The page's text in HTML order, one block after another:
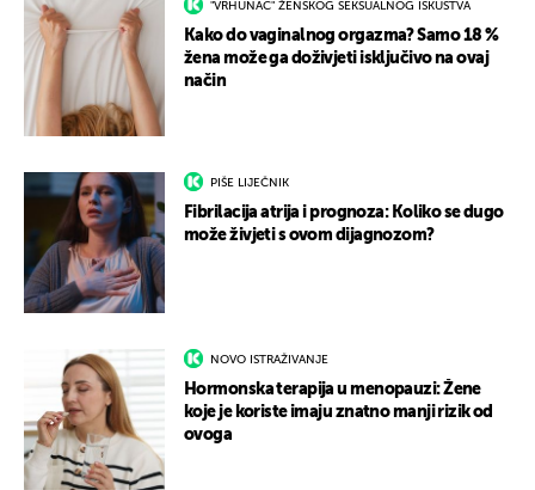
"VRHUNAC" ŽENSKOG SEKSUALNOG ISKUSTVA
Kako do vaginalnog orgazma? Samo 18 %
žena može ga doživjeti isključivo na ovaj
način
PIŠE LIJEČNIK
Fibrilacija atrija i prognoza: Koliko se dugo
može živjeti s ovom dijagnozom?
NOVO ISTRAŽIVANJE
Hormonska terapija u menopauzi: Žene
koje je koriste imaju znatno manji rizik od
ovoga